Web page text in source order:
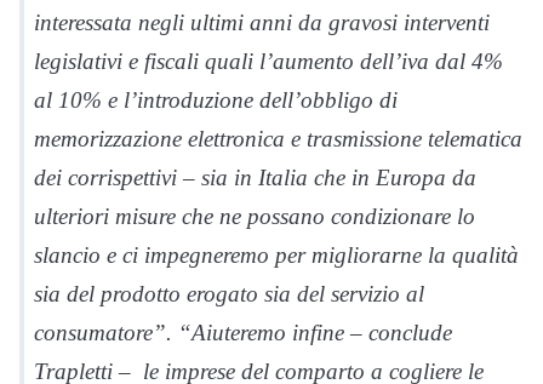
interessata negli ultimi anni da gravosi interventi
legislativi e fiscali quali l’aumento dell’iva dal 4%
al 10% e l’introduzione dell’obbligo di
memorizzazione elettronica e trasmissione telematica
dei corrispettivi – sia in Italia che in Europa da
ulteriori misure che ne possano condizionare lo
slancio e ci impegneremo per migliorarne la qualità
sia del prodotto erogato sia del servizio al
consumatore”. “Aiuteremo infine – conclude
Trapletti – le imprese del comparto a cogliere le